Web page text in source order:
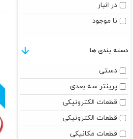
دسته بندی ها
دستی
پرینتر سه بعدی
قطعات الکترونیکی
قطعات الکترونیکی
قطعات مکانیکی
در انبار
نا موجود